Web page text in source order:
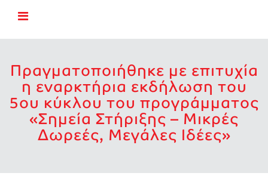
Πραγματοποιήθηκε με επιτυχία
η εναρκτήρια εκδήλωση του
5ου κύκλου του προγράμματος
«Σημεία Στήριξης – Μικρές
Δωρεές, Μεγάλες Ιδέες»